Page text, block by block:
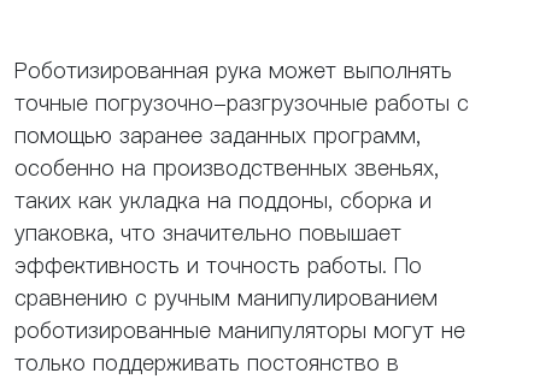
Роботизированная рука может выполнять
точные погрузочно-разгрузочные работы с
помощью заранее заданных программ,
особенно на производственных звеньях,
таких как укладка на поддоны, сборка и
упаковка, что значительно повышает
эффективность и точность работы. По
сравнению с ручным манипулированием
роботизированные манипуляторы могут не
только поддерживать постоянство в